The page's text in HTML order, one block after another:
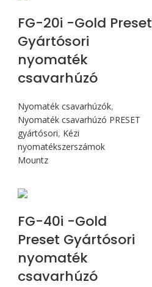
FG-20i -Gold Preset
Gyártósori
nyomaték
csavarhúzó
Nyomaték csavarhúzók,
Nyomaték csavarhúzó PRESET
gyártósori, Kézi
nyomatékszerszámok
Mountz
FG-40i -Gold
Preset Gyártósori
nyomaték
csavarhúzó